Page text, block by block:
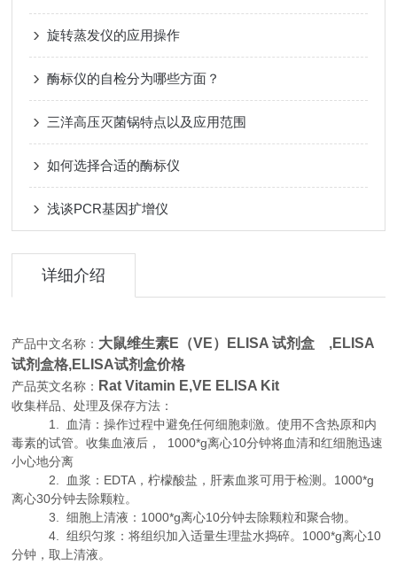
旋转蒸发仪的应用操作
酶标仪的自检分为哪些方面？
三洋高压灭菌锅特点以及应用范围
如何选择合适的酶标仪
浅谈PCR基因扩增仪
详细介绍
产品中文名称： 大鼠维生素E（VE）ELISA 试剂盒 ,ELISA
试剂盒格,ELISA试剂盒价格
产品英文名称： Rat Vitamin E,VE ELISA Kit
收集样品、处理及保存方法：
1. 血清：操作过程中避免任何细胞刺激。使用不含热原和内
毒素的试管。收集血液后， 1000*g离心10分钟将血清和红细胞迅速
小心地分离
2. 血浆：EDTA，柠檬酸盐，肝素血浆可用于检测。1000*g
离心30分钟去除颗粒。
3. 细胞上清液：1000*g离心10分钟去除颗粒和聚合物。
4. 组织匀浆：将组织加入适量生理盐水捣碎。1000*g离心10
分钟，取上清液。